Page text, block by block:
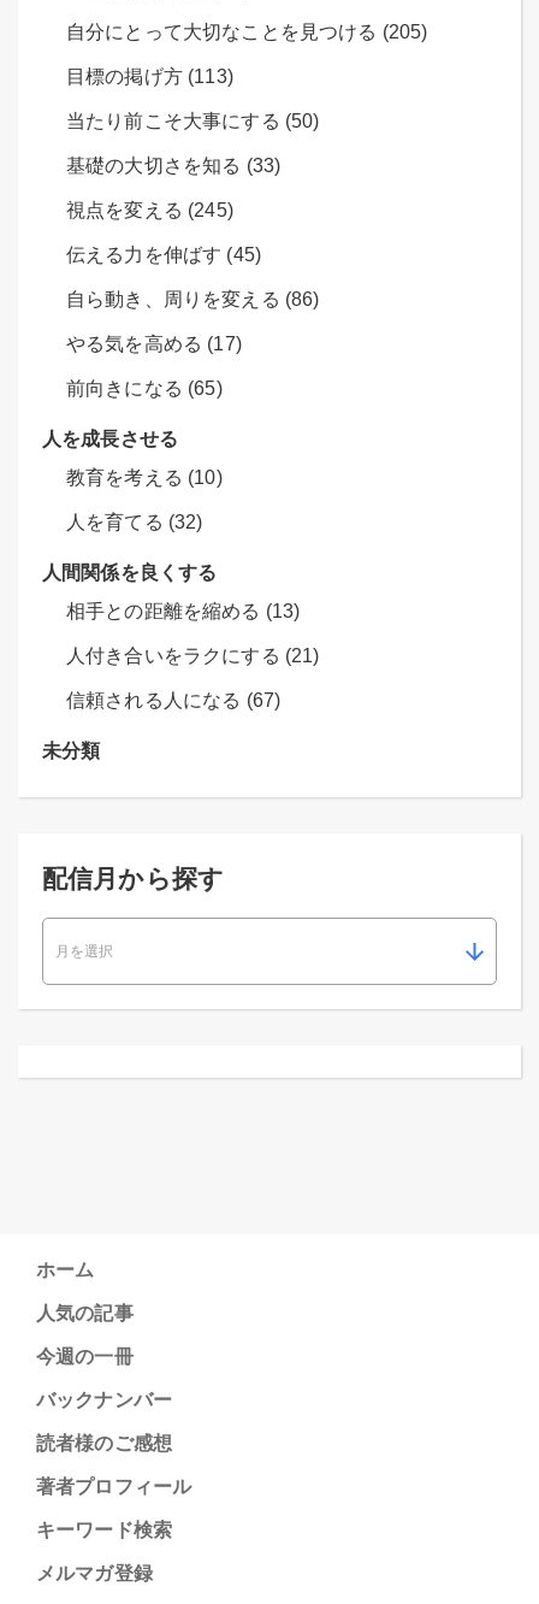
自分にとって大切なことを見つける (205)
目標の掲げ方 (113)
当たり前こそ大事にする (50)
基礎の大切さを知る (33)
視点を変える (245)
伝える力を伸ばす (45)
自ら動き、周りを変える (86)
やる気を高める (17)
前向きになる (65)
人を成長させる
教育を考える (10)
人を育てる (32)
人間関係を良くする
相手との距離を縮める (13)
人付き合いをラクにする (21)
信頼される人になる (67)
未分類
配信月から探す
ホーム
人気の記事
今週の一冊
バックナンバー
読者様のご感想
著者プロフィール
キーワード検索
メルマガ登録